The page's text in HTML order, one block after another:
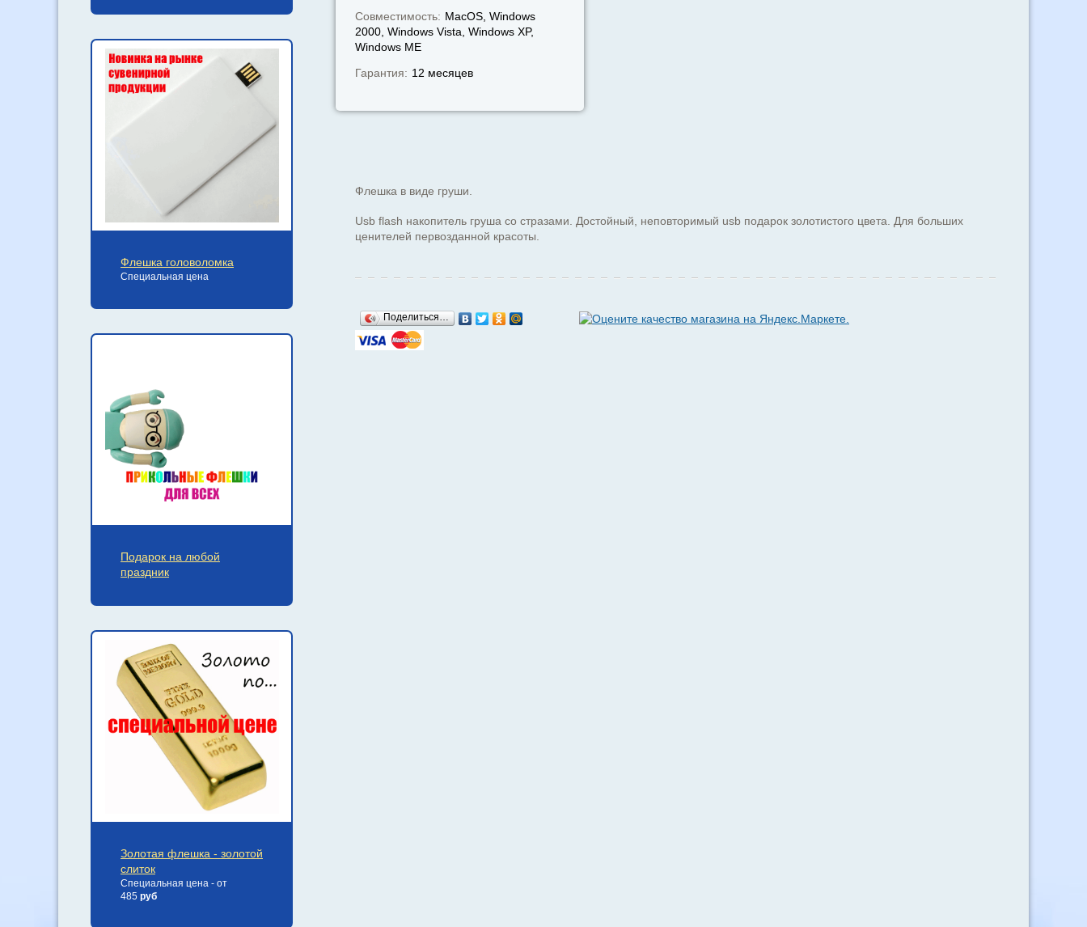
Совместимость: MacOS, Windows
2000, Windows Vista, Windows XP,
Windows МЕ
Гарантия: 12 месяцев
Флешка в виде груши.
Usb flash накопитель груша со стразами. Достойный, неповторимый usb подарок золотистого цвета. Для больших
ценителей первозданной красоты.
Поделиться…
Флешка головоломка
Специальная цена
Подарок на любой
праздник
Золотая флешка - золотой
слиток
Специальная цена - от
485 руб